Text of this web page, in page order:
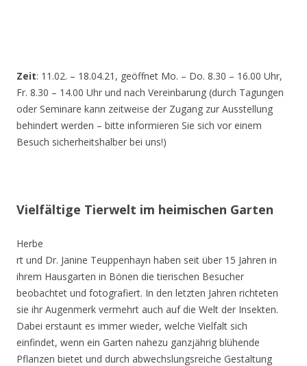
Zeit: 11.02. – 18.04.21, geöffnet Mo. – Do. 8.30 – 16.00 Uhr,
Fr. 8.30 – 14.00 Uhr und nach Vereinbarung (durch Tagungen
oder Seminare kann zeitweise der Zugang zur Ausstellung
behindert werden – bitte informieren Sie sich vor einem
Besuch sicherheitshalber bei uns!)
Vielfältige Tierwelt im heimischen Garten
Herbe
rt und Dr. Janine Teuppenhayn haben seit über 15 Jahren in
ihrem Hausgarten in Bönen die tierischen Besucher
beobachtet und fotografiert. In den letzten Jahren richteten
sie ihr Augenmerk vermehrt auch auf die Welt der Insekten.
Dabei erstaunt es immer wieder, welche Vielfalt sich
einfindet, wenn ein Garten nahezu ganzjährig blühende
Pflanzen bietet und durch abwechslungsreiche Gestaltung